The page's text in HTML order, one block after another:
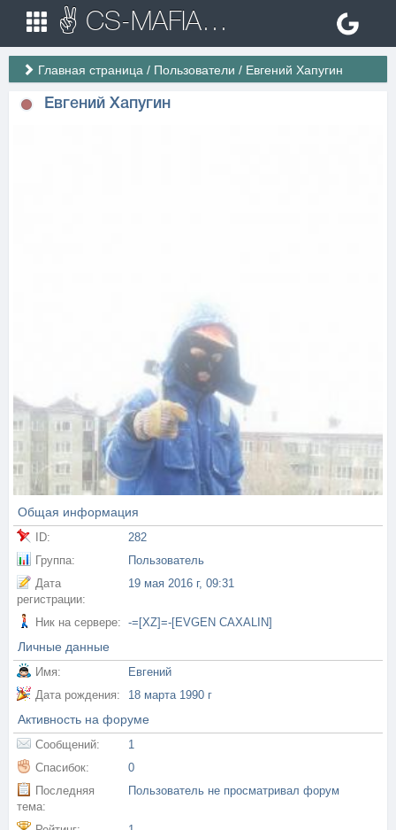
✌ CS-MAFIA.RU ✌ Игровые сервера Counter Strike 1.6
Главная страница / Пользователи / Евгений Хапугин
Евгений Хапугин
Общая информация
ID:
282
Группа:
Пользователь
Дата
регистрации:
19 мая 2016 г, 09:31
Ник на сервере: -=[XZ]=-[EVGEN CAXALIN]
Личные данные
Имя:
Евгений
Дата рождения:
18 марта 1990 г
Активность на форуме
Сообщений:
1
Спасибок:
0
Последняя
тема:
Пользователь не просматривал форум